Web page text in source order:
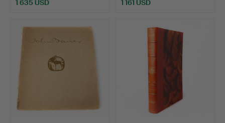
1 635 USD
föremål
1 161 USD